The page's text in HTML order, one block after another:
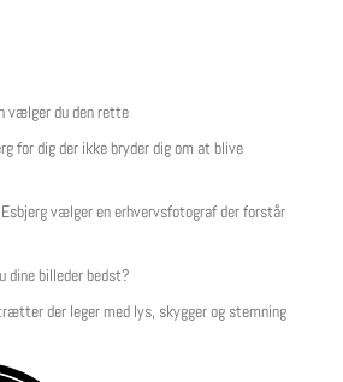
vælger du den rette
for dig der ikke bryder dig om at blive
vælger en erhvervsfotograf der forstår
dine billeder bedst?
der leger med lys, skygger og stemning